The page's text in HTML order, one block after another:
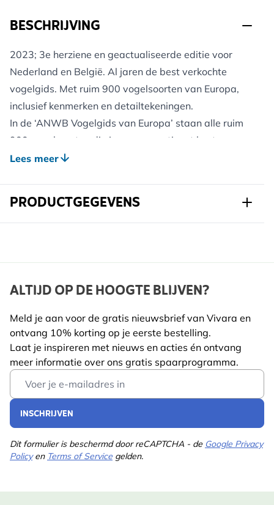
BESCHRIJVING
2023; 3e herziene en geactualiseerde editie voor
Nederland en België. Al jaren de best verkochte
vogelgids. Met ruim 900 vogelsoorten van Europa,
inclusief kenmerken en detailtekeningen.
In de ‘ANWB Vogelgids van Europa’ staan alle ruim
900 vogelsoorten die je op ons continent kunt
tegenkomen. Inclusief Noord-Afrika en grote delen
verspreidingsgebied, herkenning, geluid en
voorkomen.
Kaartjes die zowel de broed- en wintergebieden als
Volledig geactualiseerde 3e editie met 32 extra
pagina’s, een aangepaste soortindeling en deels
nieuwe en opnieuw ingekleurde illustraties.
Kenmerkend is dat van elke soort alle gegevens
overzichtelijk op één tekstpagina staan, tegenover de
afbeeldingen. Met een praktische opzet en prachtige
gedetailleerde tekeningen van Killian Mullarney en
Dan Zetterström is deze vogelgids de topper voor
elke vogelliefhebber.
Lees meer
PRODUCTGEGEVENS
Breedte 147 mm
Hoogte 198 mm
Gewicht 0.853 kg
Auteur Lars Svensson
Met
bijdragen
van
Gepubliceerd 2023
Uitvoering Paperback
Lees meer
ALTIJD OP DE HOOGTE BLIJVEN?
Meld je aan voor de gratis nieuwsbrief van Vivara en
ontvang 10% korting op je eerste bestelling.
Laat je inspireren met nieuws en acties én ontvang
meer informatie over ons gratis spaarprogramma.
Email Address
INSCHRIJVEN
Dit formulier is beschermd door reCAPTCHA - de Google Privacy
Policyen Terms of Service gelden.